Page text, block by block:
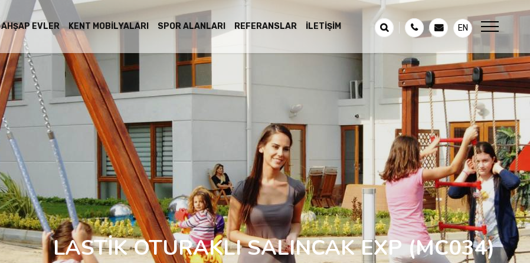
AHŞAP EVLER KENT MOBILYALARI SPOR ALANLARI REFERANSLAR İLETIŞIM EN
LASTİK OTURAKLI SALINCAK EXP (MC034)